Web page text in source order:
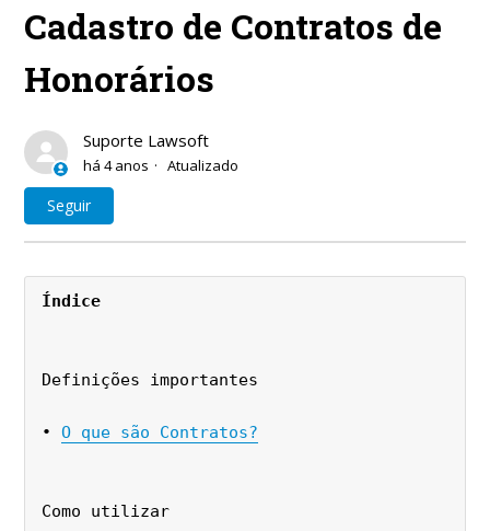
Cadastro de Contratos de
Honorários
Suporte Lawsoft
há 4 anos Atualizado
Seguir
Índice
Definições importantes
• O que são Contratos?
Como utilizar